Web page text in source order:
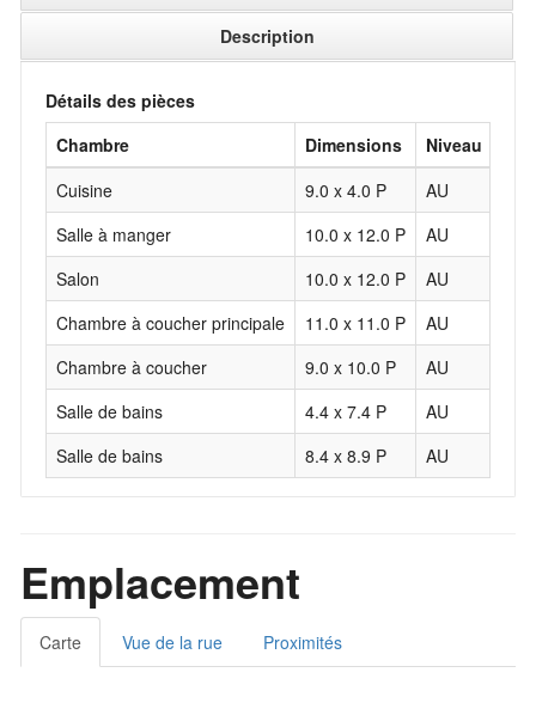
Description
Détails des pièces
Chambre
Dimensions Niveau
Cuisine
9.0 x 4.0 P AU
Salle à manger
10.0 x 12.0 P AU
Salon
10.0 x 12.0 P AU
Chambre à coucher principale
11.0 x 11.0 P AU
Chambre à coucher
9.0 x 10.0 P AU
Salle de bains
4.4 x 7.4 P AU
Salle de bains
8.4 x 8.9 P AU
Emplacement
Carte Vue de la rue Proximités